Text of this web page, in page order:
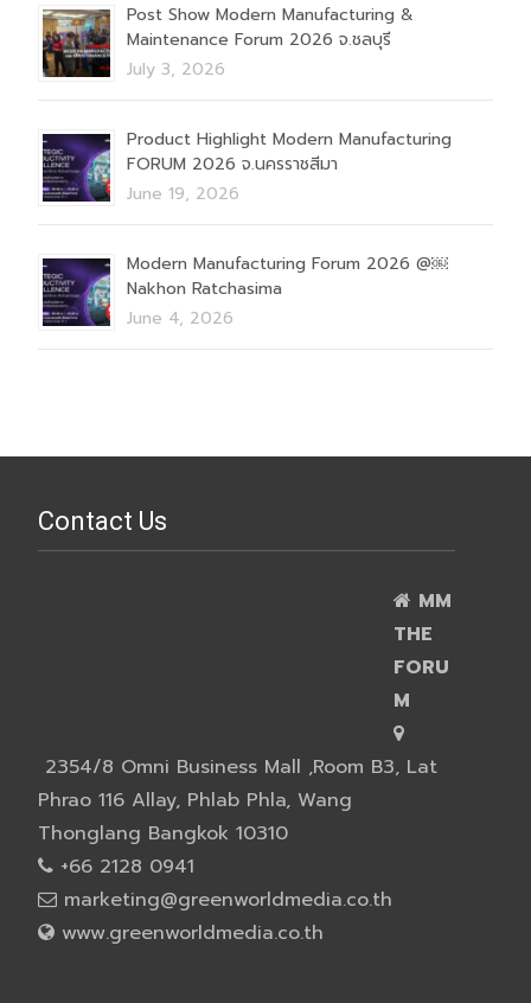
Post Show Modern Manufacturing &
Maintenance Forum 2026 จ.ชลบุรี
July 3, 2026
Product Highlight Modern Manufacturing
FORUM 2026 จ.นครราชสีมา
June 19, 2026
Modern Manufacturing Forum 2026 @￼
Nakhon Ratchasima
June 4, 2026
Contact Us
MM
THE
FORU
M
2354/8 Omni Business Mall ,Room B3, Lat
Phrao 116 Allay, Phlab Phla, Wang
Thonglang Bangkok 10310
+66 2128 0941
marketing@greenworldmedia.co.th
www.greenworldmedia.co.th